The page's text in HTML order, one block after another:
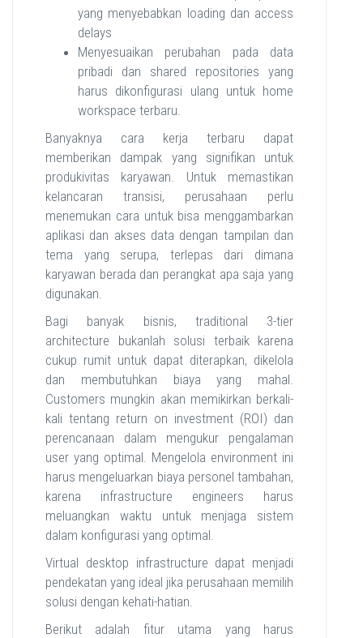
yang menyebabkan loading dan access
delays
Menyesuaikan perubahan pada data
pribadi dan shared repositories yang
harus dikonfigurasi ulang untuk home
workspace terbaru.
Banyaknya cara kerja terbaru dapat
memberikan dampak yang signifikan untuk
produkivitas karyawan. Untuk memastikan
kelancaran transisi, perusahaan perlu
menemukan cara untuk bisa menggambarkan
aplikasi dan akses data dengan tampilan dan
tema yang serupa, terlepas dari dimana
karyawan berada dan perangkat apa saja yang
digunakan.
Bagi banyak bisnis, traditional 3-tier
architecture bukanlah solusi terbaik karena
cukup rumit untuk dapat diterapkan, dikelola
dan membutuhkan biaya yang mahal.
Customers mungkin akan memikirkan berkali-
kali tentang return on investment (ROI) dan
perencanaan dalam mengukur pengalaman
user yang optimal. Mengelola environment ini
harus mengeluarkan biaya personel tambahan,
karena infrastructure engineers harus
meluangkan waktu untuk menjaga sistem
dalam konfigurasi yang optimal.
Virtual desktop infrastructure dapat menjadi
pendekatan yang ideal jika perusahaan memilih
solusi dengan kehati-hatian.
Berikut adalah fitur utama yang harus